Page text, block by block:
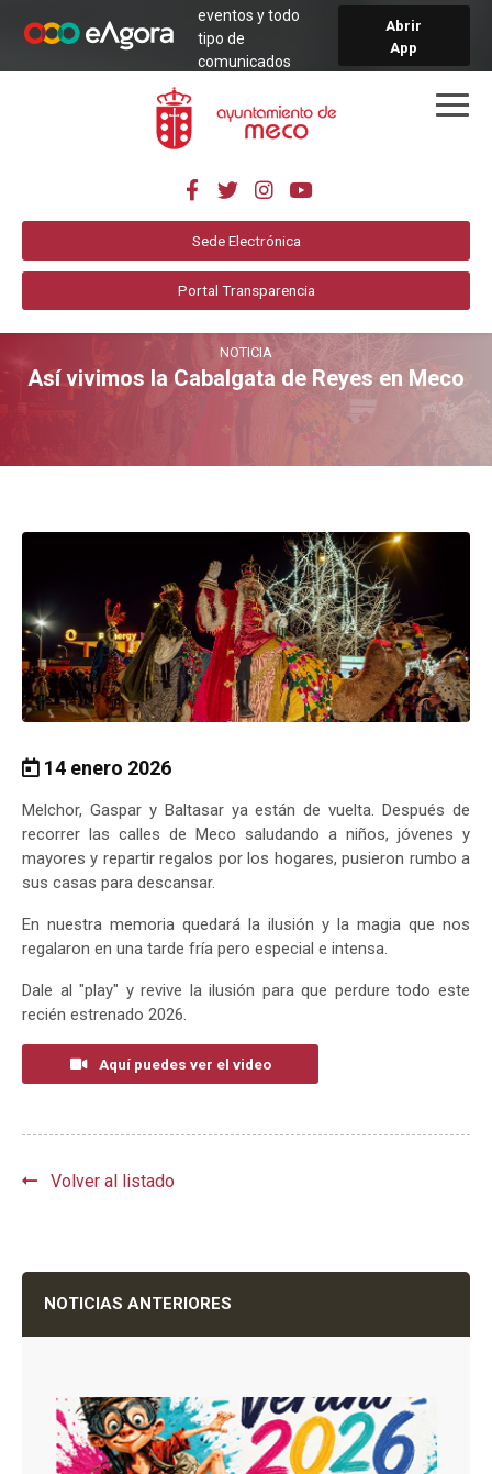
eventos y todo
tipo de
comunicados
forma sencilla y
directa.
Abrir
App
Sede Electrónica
Portal Transparencia
NOTICIA
Así vivimos la Cabalgata de Reyes en Meco
14 enero 2026
Melchor, Gaspar y Baltasar ya están de vuelta. Después de
recorrer las calles de Meco saludando a niños, jóvenes y
mayores y repartir regalos por los hogares, pusieron rumbo a
sus casas para descansar.
En nuestra memoria quedará la ilusión y la magia que nos
regalaron en una tarde fría pero especial e intensa.
Dale al "play" y revive la ilusión para que perdure todo este
recién estrenado 2026.
Aquí puedes ver el video
Volver al listado
NOTICIAS ANTERIORES